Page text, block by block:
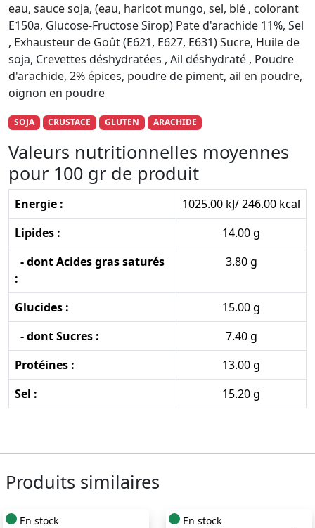
eau, sauce soja, (eau, haricot mungo, sel, blé , colorant
E150a, Glucose-Fructose Sirop) Pate d'arachide 11%, Sel
, Exhausteur de Goût (E621, E627, E631) Sucre, Huile de
soja, Crevettes déshydratées , Ail déshydraté , Poudre
d'arachide, 2% épices, poudre de piment, ail en poudre,
oignon en poudre
SOJA CRUSTACE GLUTEN ARACHIDE
Valeurs nutritionnelles moyennes
pour 100 gr de produit
Energie :
1025.00 kJ/ 246.00 kcal
Lipides :
14.00 g
- dont Acides gras saturés
:
3.80 g
Glucides :
15.00 g
- dont Sucres :
7.40 g
Protéines :
13.00 g
Sel :
15.20 g
Produits similaires
En stock En stock